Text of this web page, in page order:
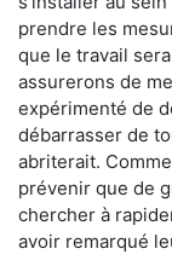
prendre les
que le travail
assurerons de
expérimenté de
débarrasser de
abriterait.
prévenir que de
chercher à
avoir remarqué